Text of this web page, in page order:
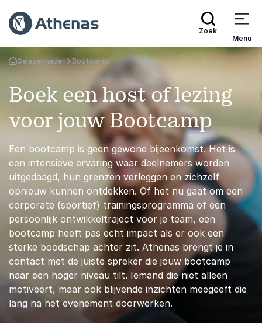
Zoek
Menu
Terug naar de startpagina
Gelegenheden Bootcamp
Boek een host of lezing
voor jouw Bootcamp
Een bootcamp is geen gewone bijeenkomst. Het is
een intensieve ervaring waar deelnemers worden
uitgedaagd, hun grenzen verleggen en zichzelf
opnieuw kunnen ontdekken. Of het nu gaat om een
corporate (sportief) trainingsprogramma of een
persoonlijk ontwikkeltraject voor je team, een
bootcamp heeft pas echt impact als er ook een
sterke boodschap achter zit. Athenas brengt je in
contact met de juiste spreker die jouw bootcamp
naar een hoger niveau tilt. Iemand die niet alleen
motiveert, maar ook blijvende inzichten meegeeft die
lang na het evenement doorwerken.